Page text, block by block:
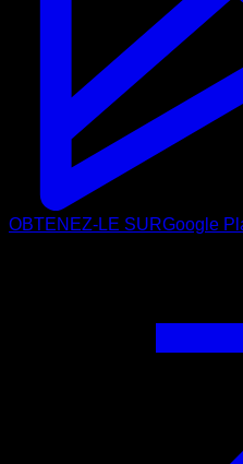
OBTENEZ-LE SURGoogle